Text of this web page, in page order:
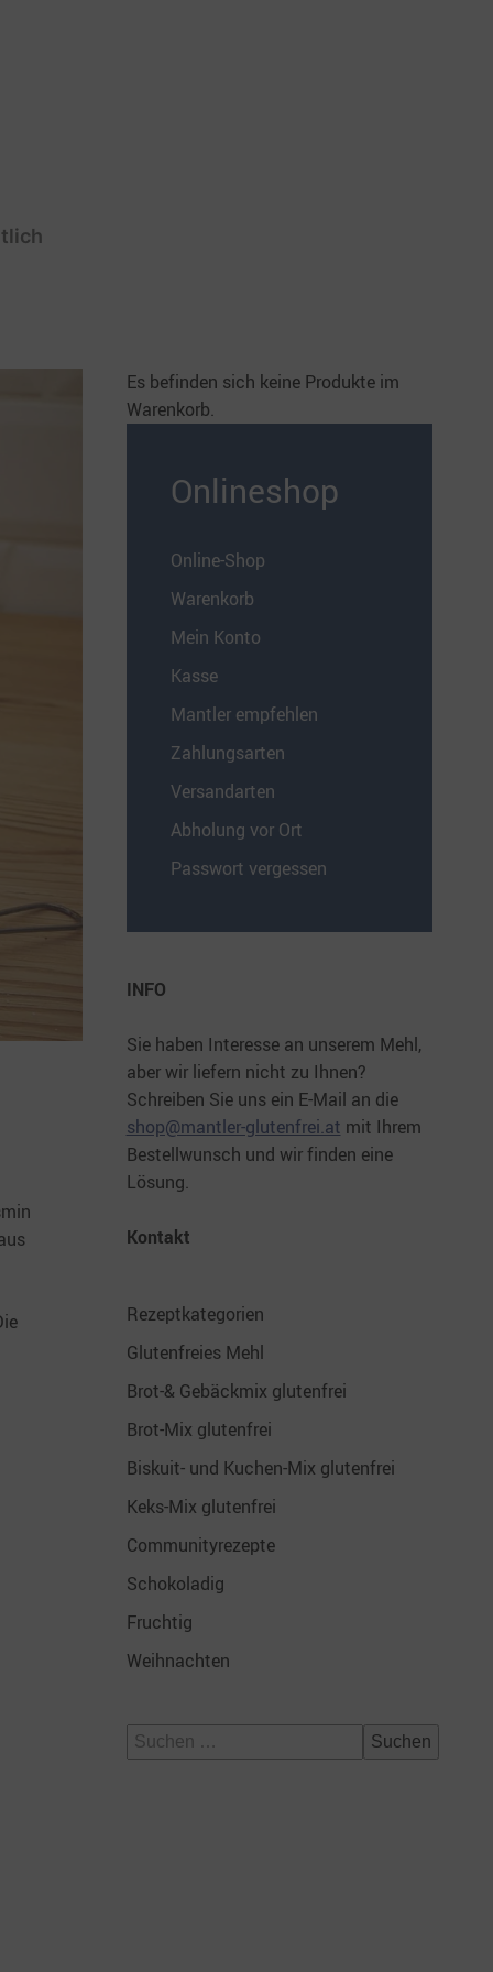
Es befinden sich keine Produkte im
Warenkorb.
Onlineshop
Online-Shop
Warenkorb
Mein Konto
Kasse
Mantler empfehlen
Zahlungsarten
Versandarten
Abholung vor Ort
Passwort vergessen
INFO
Sie haben Interesse an unserem Mehl,
aber wir liefern nicht zu Ihnen?
Schreiben Sie uns ein E-Mail an die
shop@mantler-glutenfrei.at mit Ihrem
Bestellwunsch und wir finden eine
Lösung.
Kontakt
Rezeptkategorien
Glutenfreies Mehl
Brot-& Gebäckmix glutenfrei
Brot-Mix glutenfrei
Biskuit- und Kuchen-Mix glutenfrei
Keks-Mix glutenfrei
Communityrezepte
Schokoladig
Fruchtig
Weihnachten
Suchen
nach: